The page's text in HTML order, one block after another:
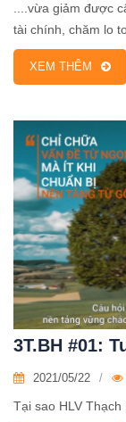
....vừa giảm được
tài chính, chăm lo
XEM THÊM
3T.BH #01:
2021/05/22
Tại sao HLV